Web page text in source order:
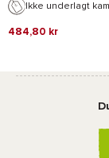
Ikke underlagt
484,80 kr